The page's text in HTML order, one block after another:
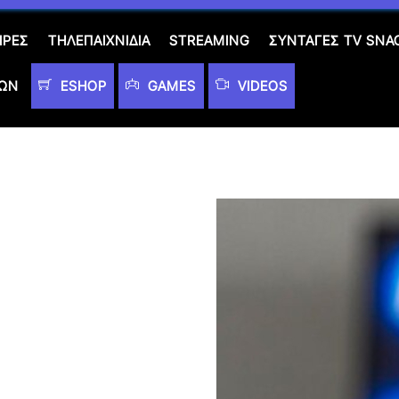
ΤΗΛΕΠΑΙΧΝΊΔΙΑ STREAMING ΣΥΝΤΑΓΈΣ TV
ESHOP GAMES VIDEOS